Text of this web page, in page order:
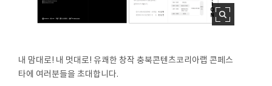
내 맘대로! 내 멋대로! 유쾌한 창작 충북콘텐츠코리아랩 콘페스
타에 여러분들을 초대합니다.